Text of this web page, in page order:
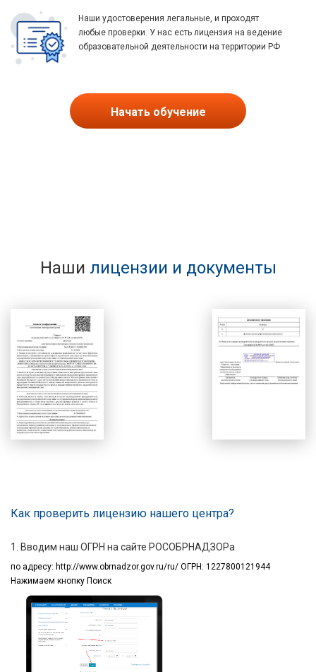
Наши удостоверения легальные, и проходят
любые проверки. У нас есть лицензия на ведение
образовательной деятельности на территории РФ
Начать обучение
Наши лицензии и документы
Как проверить лицензию нашего центра?
1. Вводим наш ОГРН на сайте РОСОБРНАДЗОРа
по адресу: http://www.obrnadzor.gov.ru/ru/ ОГРН: 1227800121944
Нажимаем кнопку Поиск